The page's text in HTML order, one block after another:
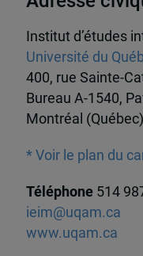
Institut d’études
Université du
400, rue Sainte-
Bureau A-1540,
Montréal
* Voir le plan du
Téléphone 514
ieim@uqam.ca
www.uqam.ca